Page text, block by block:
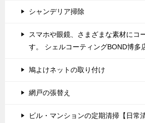
シャンデリア掃除
スマホや眼鏡、さまざまな素材にコ
す。 シェルコーティングBOND博多
鳩よけネットの取り付け
網戸の張替え
ビル・マンションの定期清掃【日常